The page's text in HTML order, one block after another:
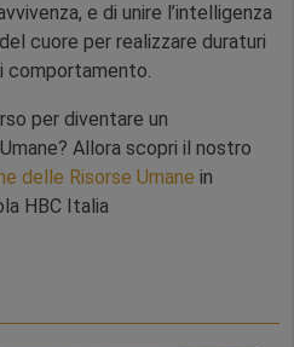
e di unire l’intelligenza
cuore per realizzare duraturi
comportamento.
per diventare un
Allora scopri il nostro
delle Risorse Umane in
HBC Italia